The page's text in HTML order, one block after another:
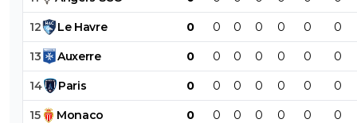
12 Le Havre 0 0 0 0 0 0 0
13 Auxerre 0 0 0 0 0 0 0
14 Paris 0 0 0 0 0 0 0
15 Monaco 0 0 0 0 0 0 0